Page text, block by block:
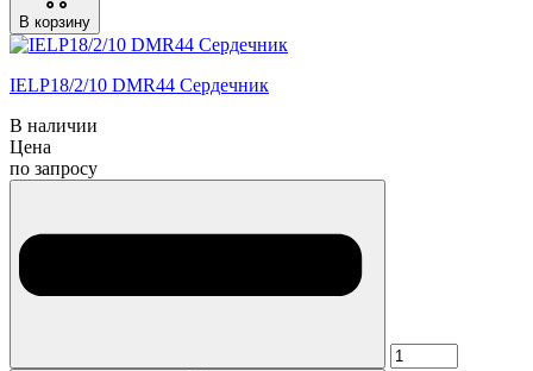
В корзину
IELP18/2/10 DMR44 Сердечник
В наличии
Цена
по запросу